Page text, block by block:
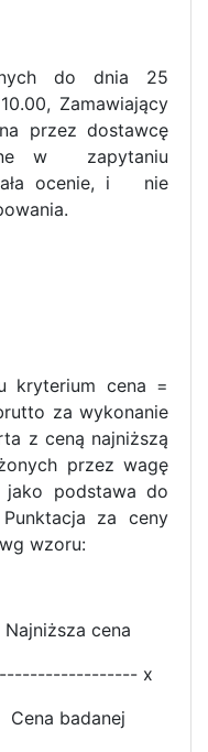
do dnia 25
Zamawiający
przez dostawcę
w zapytaniu
ocenie, i nie
kryterium cena =
za wykonanie
z ceną najniższą
przez wagę
jako podstawa do
za ceny
wzoru:
cena
x